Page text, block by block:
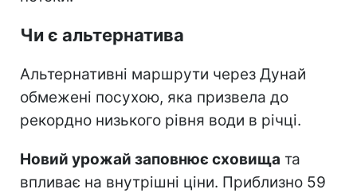
Чи є альтернатива
Альтернативні маршрути через Дунай
обмежені посухою, яка призвела до
рекордно низького рівня води в річці.
Новий урожай заповнює сховища та
впливає на внутрішні ціни. Приблизно 59